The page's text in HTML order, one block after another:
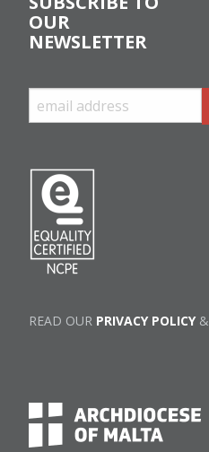
OUR
NEWSLETTER
READ OUR PRIVACY POLICY&